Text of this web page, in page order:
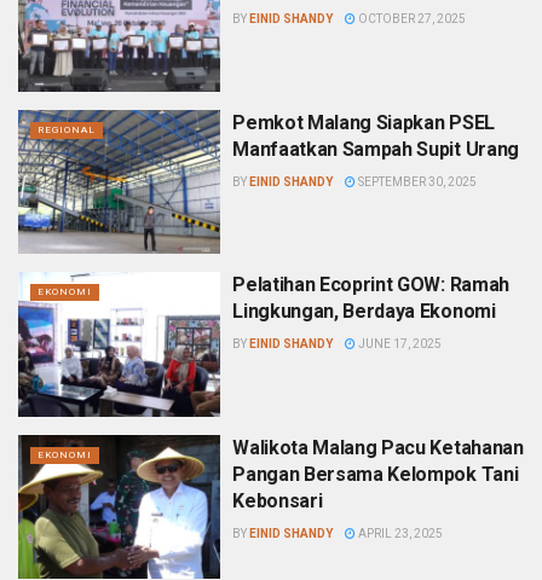
BY EINID SHANDY OCTOBER 27, 2025
REGIONAL
Pemkot Malang Siapkan PSEL
Manfaatkan Sampah Supit Urang
BY EINID SHANDY SEPTEMBER 30, 2025
EKONOMI
Pelatihan Ecoprint GOW: Ramah
Lingkungan, Berdaya Ekonomi
BY EINID SHANDY JUNE 17, 2025
EKONOMI
Walikota Malang Pacu Ketahanan
Pangan Bersama Kelompok Tani
Kebonsari
BY EINID SHANDY APRIL 23, 2025